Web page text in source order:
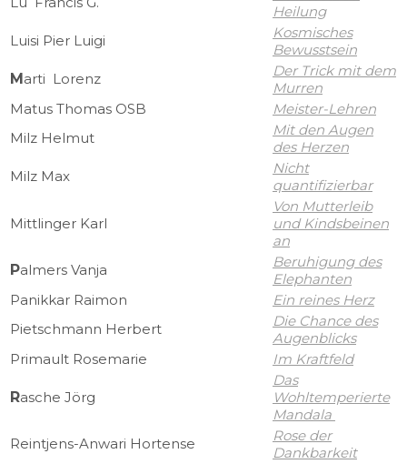
Heilung
Luisi Pier Luigi
Kosmisches
Bewusstsein
M arti Lorenz
Der Trick mit dem
Murren
Matus Thomas OSB
Meister-Lehren
Milz Helmut
Mit den Augen
des Herzen
Milz Max
Nicht
quantifizierbar
Mittlinger Karl
Von Mutterleib
und Kindsbeinen
an
Palmers Vanja
Beruhigung des
Elephanten
Panikkar Raimon
Ein reines Herz
Pietschmann Herbert
Die Chance des
Augenblicks
Primault Rosemarie
Im Kraftfeld
Rasche Jörg
Das
Wohltemperierte
Mandala
Reintjens-Anwari Hortense
Rose der
Dankbarkeit